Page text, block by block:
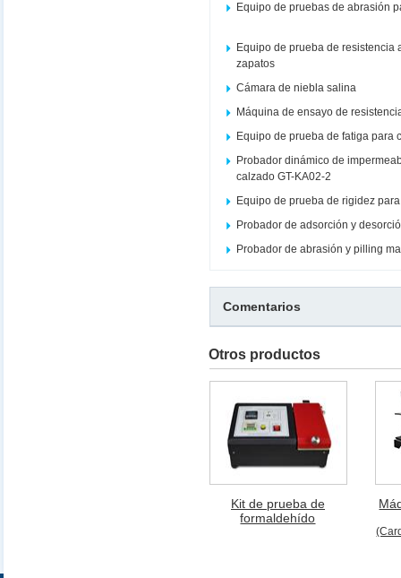
Equipo de pruebas de abrasión
Equipo de prueba de resistencia
zapatos
Cámara de niebla salina
Máquina de ensayo de
Equipo de prueba de fatiga para
Probador dinámico de
calzado GT-KA02-2
Equipo de prueba de rigidez
Probador de adsorción y
Probador de abrasión y pilling
Comentarios
Otros productos
Kit de prueba de
formaldehído